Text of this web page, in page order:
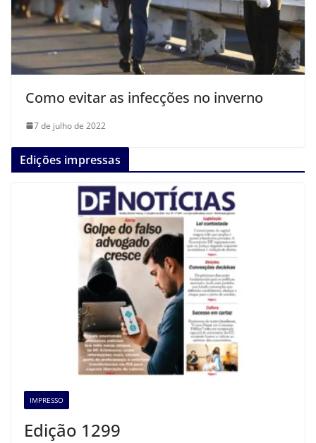
Como evitar as infecções no inverno
7 de julho de 2022
Edições impressas
IMPRESSO
Edição 1299